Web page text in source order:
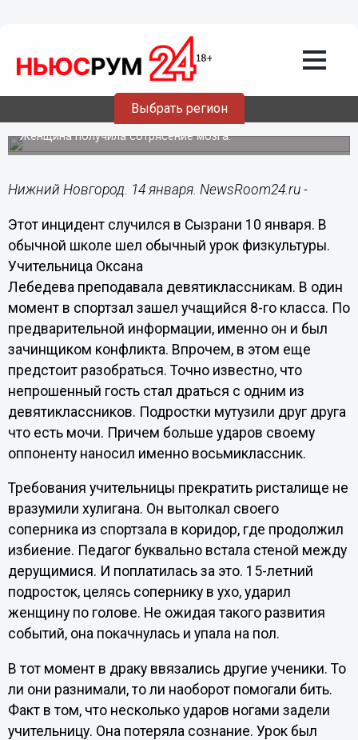
Выбрать регион
14.01.201907:40
Ученик ударил учительницу по голове
во время урока
Женщина получила сотрясение мозга.
Нижний Новгород. 14 января. NewsRoom24.ru -
Этот инцидент случился в Сызрани 10 января. В
обычной школе шел обычный урок физкультуры.
Учительница Оксана
Лебедева преподавала девятиклассникам. В один
момент в спортзал зашел учащийся 8-го класса. По
предварительной информации, именно он и был
зачинщиком конфликта. Впрочем, в этом еще
предстоит разобраться. Точно известно, что
непрошенный гость стал драться с одним из
девятиклассников. Подростки мутузили друг друга
что есть мочи. Причем больше ударов своему
оппоненту наносил именно восьмиклассник.
Требования учительницы прекратить ристалище не
вразумили хулигана. Он вытолкал своего
соперника из спортзала в коридор, где продолжил
избиение. Педагог буквально встала стеной между
дерущимися. И поплатилась за это. 15-летний
подросток, целясь сопернику в ухо, ударил
женщину по голове. Не ожидая такого развития
событий, она покачнулась и упала на пол.
В тот момент в драку ввязались другие ученики. То
ли они разнимали, то ли наоборот помогали бить.
Факт в том, что несколько ударов ногами задели
учительницу. Она потеряла сознание. Урок был